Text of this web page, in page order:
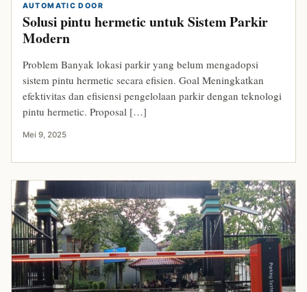
AUTOMATIC DOOR
Solusi pintu hermetic untuk Sistem Parkir
Modern
Problem Banyak lokasi parkir yang belum mengadopsi
sistem pintu hermetic secara efisien. Goal Meningkatkan
efektivitas dan efisiensi pengelolaan parkir dengan teknologi
pintu hermetic. Proposal […]
Mei 9, 2025